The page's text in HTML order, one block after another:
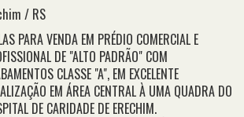
/ RS
PARA VENDA EM PRÉDIO COMERCIAL E
DE "ALTO PADRÃO" COM
CLASSE "A", EM EXCELENTE
EM ÁREA CENTRAL À UMA QUADRA DO
DE CARIDADE DE ERECHIM.